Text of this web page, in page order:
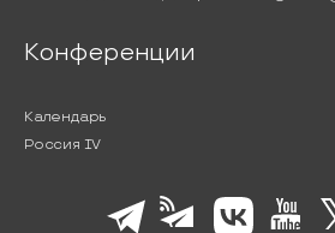
Конференции
Календарь
Россия IV